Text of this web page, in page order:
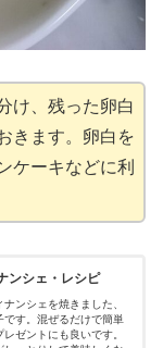
け、残った卵白
きます。卵白を
ケーキなどに利
ンシェ・レシピ
ンシェを焼きました、
す。混ぜるだけで簡単
ゼントにも良いです。